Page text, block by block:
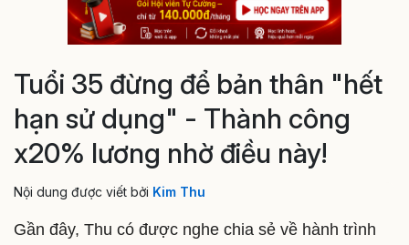
Tuổi 35 đừng để bản thân "hết
hạn sử dụng" - Thành công
x20% lương nhờ điều này!
Nội dung được viết bởi Kim Thu
Gần đây, Thu có được nghe chia sẻ về hành trình